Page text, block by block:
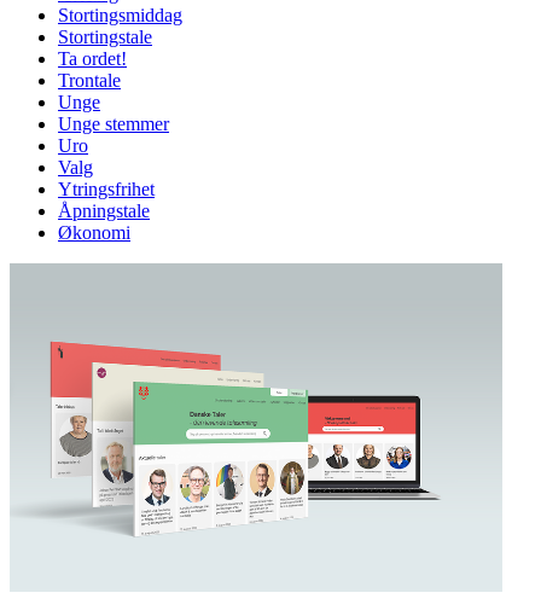
Stortingsmiddag
Stortingstale
Ta ordet!
Trontale
Unge
Unge stemmer
Uro
Valg
Ytringsfrihet
Åpningstale
Økonomi